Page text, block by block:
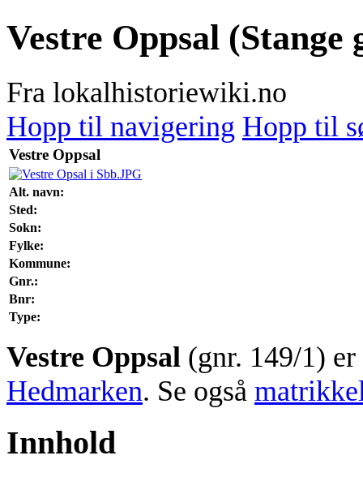
Vestre Oppsal (Stange
Fra lokalhistoriewiki.no
Hopp til navigering Hopp til
Vestre Oppsal
Alt. navn:
Sted:
Sokn:
Fylke:
Kommune:
Gnr.:
Bnr:
Type:
Vestre Oppsal (gnr. 149/1)
Hedmarken. Se også
Innhold